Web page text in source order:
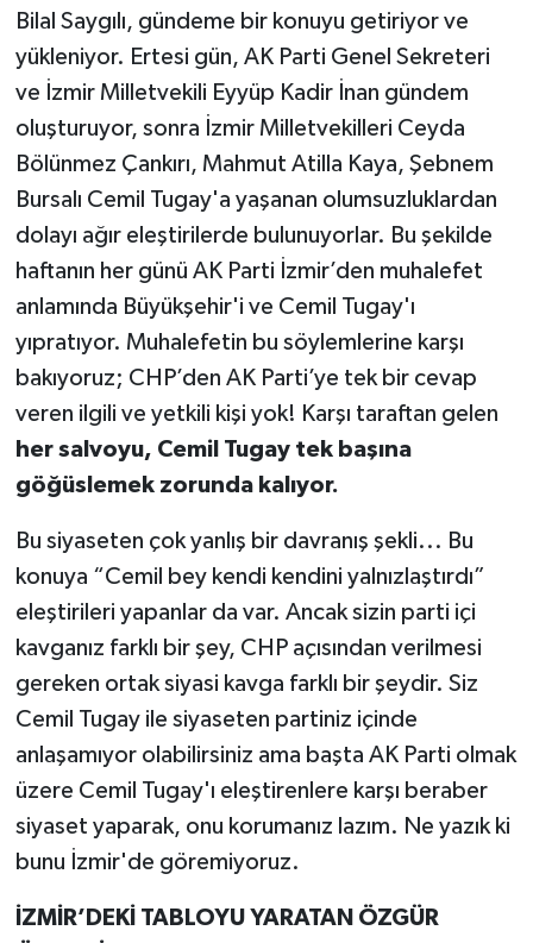
Bilal Saygılı, gündeme bir konuyu getiriyor ve
yükleniyor. Ertesi gün, AK Parti Genel Sekreteri
ve İzmir Milletvekili Eyyüp Kadir İnan gündem
oluşturuyor, sonra İzmir Milletvekilleri Ceyda
Bölünmez Çankırı, Mahmut Atilla Kaya, Şebnem
Bursalı Cemil Tugay'a yaşanan olumsuzluklardan
dolayı ağır eleştirilerde bulunuyorlar. Bu şekilde
haftanın her günü AK Parti İzmir’den muhalefet
anlamında Büyükşehir'i ve Cemil Tugay'ı
yıpratıyor. Muhalefetin bu söylemlerine karşı
bakıyoruz; CHP’den AK Parti’ye tek bir cevap
veren ilgili ve yetkili kişi yok! Karşı taraftan gelen
her salvoyu, Cemil Tugay tek başına
göğüslemek zorunda kalıyor.
Bu siyaseten çok yanlış bir davranış şekli... Bu
konuya “Cemil bey kendi kendini yalnızlaştırdı”
eleştirileri yapanlar da var. Ancak sizin parti içi
kavganız farklı bir şey, CHP açısından verilmesi
gereken ortak siyasi kavga farklı bir şeydir. Siz
Cemil Tugay ile siyaseten partiniz içinde
anlaşamıyor olabilirsiniz ama başta AK Parti olmak
üzere Cemil Tugay'ı eleştirenlere karşı beraber
siyaset yaparak, onu korumanız lazım. Ne yazık ki
bunu İzmir'de göremiyoruz.
İZMİR’DEKİ TABLOYU YARATAN ÖZGÜR